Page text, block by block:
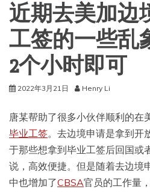
近期去美加边
工签的一些乱
2个小时即可
2022年3月21日 Henry Li
唐某帮助了很多小伙伴顺利的在
毕业工签。去边境申请是拿到开
于那些想拿到毕业工签后回国或
说，高效便捷。但是随着去边境
中也增加了CBSA官员的工作量